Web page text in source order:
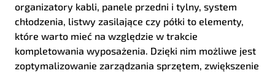
organizatory kabli, panele przedni i tylny, system
chłodzenia, listwy zasilające czy półki to elementy,
które warto mieć na względzie w trakcie
kompletowania wyposażenia. Dzięki nim możliwe jest
zoptymalizowanie zarządzania sprzętem, zwiększenie